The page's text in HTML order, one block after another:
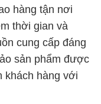
hàng tận nơi
thời gian và
cung cấp đáng
sản phẩm được
khách hàng với